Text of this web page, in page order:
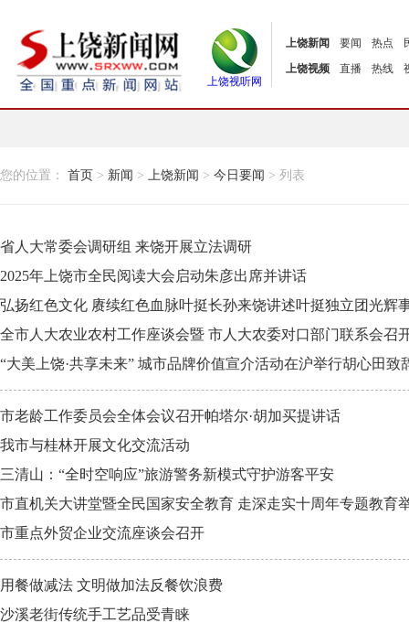
上饶视听网
上饶新闻 要闻 热点
上饶视频
直播 热线
您的位置： 首页 > 新闻 > 上饶新闻 > 今日要闻 > 列表
省人大常委会调研组 来饶开展立法调研
2025年上饶市全民阅读大会启动朱彦出席并讲话
弘扬红色文化 赓续红色血脉叶挺长孙来饶讲述叶挺独立团光辉
全市人大农业农村工作座谈会暨 市人大农委对口部门联系会召
“大美上饶·共享未来” 城市品牌价值宣介活动在沪举行胡心田致
市老龄工作委员会全体会议召开帕塔尔·胡加买提讲话
我市与桂林开展文化交流活动
三清山：“全时空响应”旅游警务新模式守护游客平安
市直机关大讲堂暨全民国家安全教育 走深走实十周年专题教育
市重点外贸企业交流座谈会召开
用餐做减法 文明做加法反餐饮浪费
沙溪老街传统手工艺品受青睐